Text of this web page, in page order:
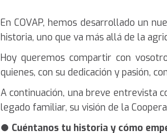
En COVAP, hemos desarrollado un
historia, uno que va más allá de la
Hoy queremos compartir con
quienes, con su dedicación y pasión,
A continuación, una breve entrevista
legado familiar, su visión de la
● Cuéntanos tu historia y cómo